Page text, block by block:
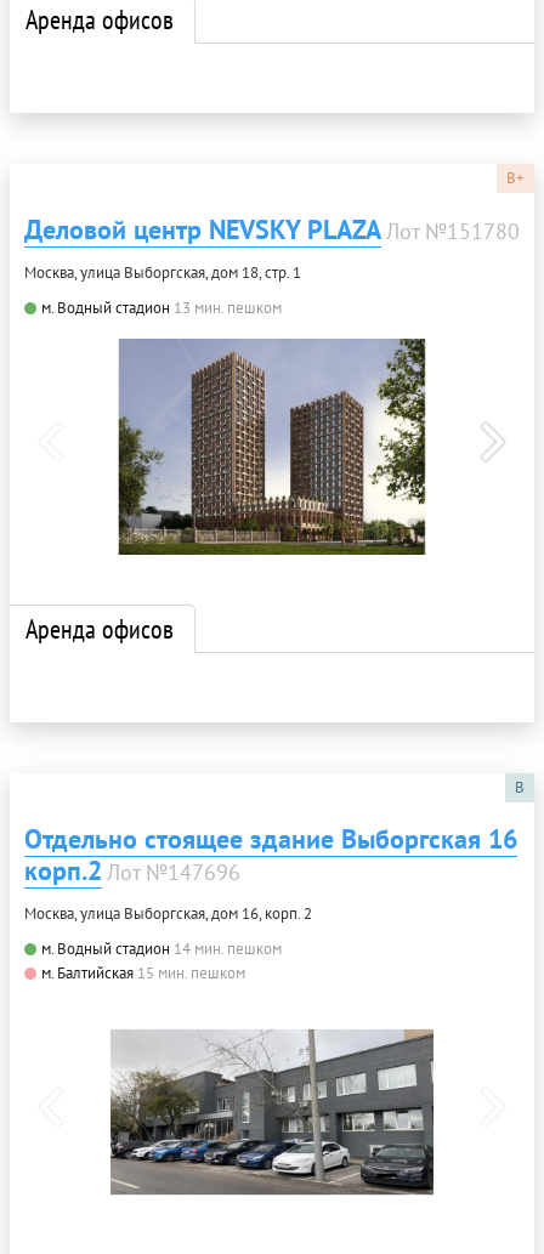
Аренда офисов
B+
Деловой центр NEVSKY PLAZAЛот №151780
Москва, улица Выборгская, дом 18, стр. 1
м. Водный стадион 13 мин. пешком
Аренда офисов
B
Отдельно стоящее здание Выборгская 16
корп.2 Лот №147696
Москва, улица Выборгская, дом 16, корп. 2
м. Водный стадион 14 мин. пешком
м. Балтийская 15 мин. пешком